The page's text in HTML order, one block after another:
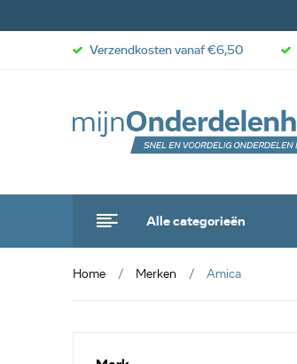
Alle categorieën
Verzendkosten vanaf €6,50
Home Merken Amica